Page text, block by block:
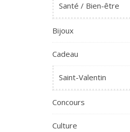
Santé / Bien-être
Bijoux
Cadeau
Saint-Valentin
Concours
Culture